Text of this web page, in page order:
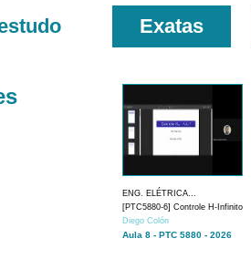
Exatas
ENG. ELÉTRICA...
[PTC5880-6] Controle H-Infinito
Diego Colón
Aula 8 - PTC 5880 - 2026